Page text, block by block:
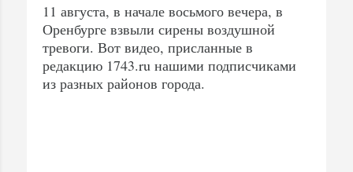
11 августа, в начале восьмого вечера, в
Оренбурге взвыли сирены воздушной
тревоги. Вот видео, присланные в
редакцию 1743.ru нашими подписчиками
из разных районов города.